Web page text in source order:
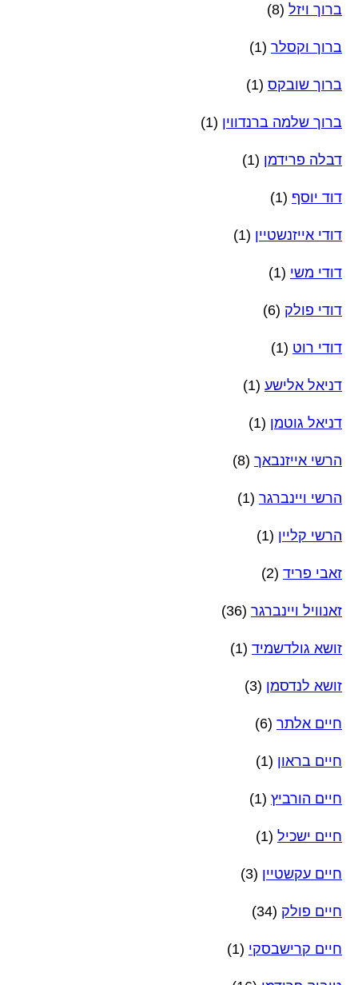
ברוך ויזל (8)
ברוך וקסלר (1)
ברוך שובקס (1)
ברוך שלמה ברנדווין (1)
דבלה פרידמן (1)
דוד יוסף (1)
דודי אייזנשטיין (1)
דודי משי (1)
דודי פולק (6)
דודי רוט (1)
דניאל אלישע (1)
דניאל גוטמן (1)
הרשי אייזנבאך (8)
הרשי ויינברגר (1)
הרשי קליין (1)
זאבי פריד (2)
זאנוויל ויינברגר (36)
זושא גולדשמיד (1)
זושא לנדסמן (3)
חיים אלתר (6)
חיים בראון (1)
חיים הורביץ (1)
חיים ישכיל (1)
חיים עקשטיין (3)
חיים פולק (34)
חיים קרישבסקי (1)